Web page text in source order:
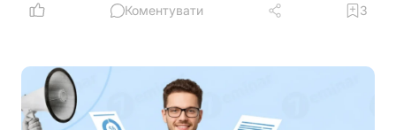
Коментувати
3